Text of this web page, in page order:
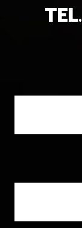
TEL.